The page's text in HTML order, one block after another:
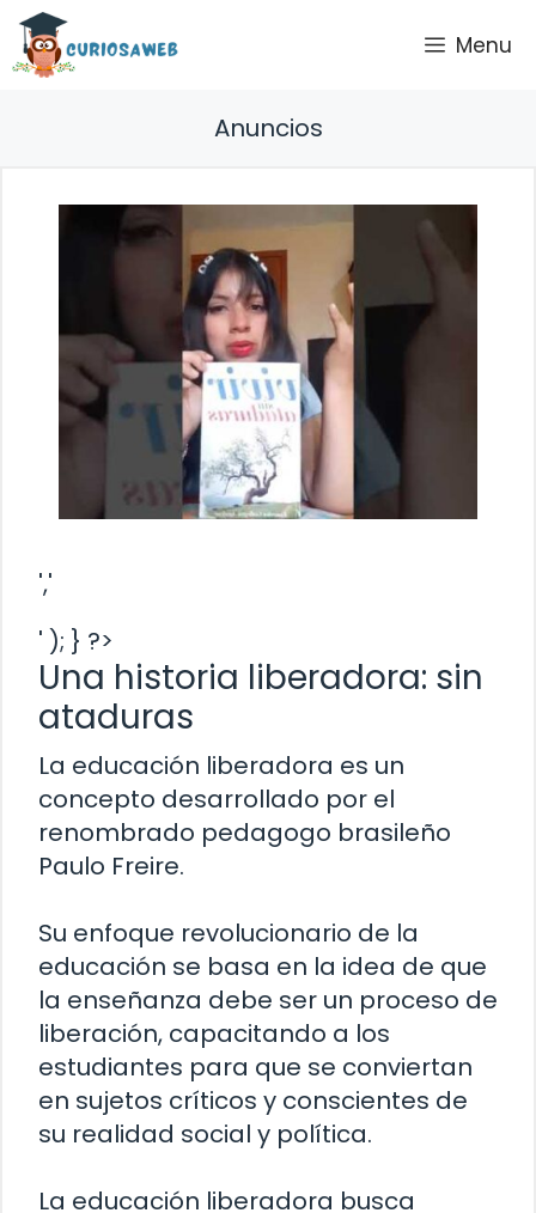
Saltar
contenido
Menu
Anuncios
','
' ); } ?>
Una historia liberadora: sin
ataduras
La educación liberadora es un
concepto desarrollado por el
renombrado pedagogo brasileño
Paulo Freire.
Su enfoque revolucionario de la
educación se basa en la idea de que
la enseñanza debe ser un proceso de
liberación, capacitando a los
estudiantes para que se conviertan
en sujetos críticos y conscientes de
su realidad social y política.
La educación liberadora busca